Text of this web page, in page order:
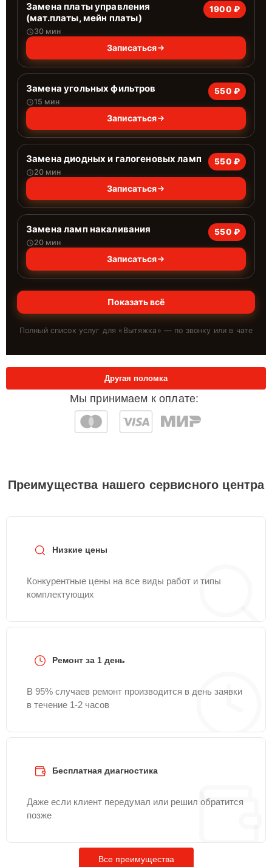
Замена платы управления
(мат.платы, мейн платы)
30 мин
1900 ₽
Записаться
Замена угольных фильтров
15 мин
550 ₽
Записаться
Замена диодных и галогеновых ламп
20 мин
550 ₽
Записаться
Замена ламп накаливания
20 мин
550 ₽
Записаться
Показать всё
Полный список услуг для « Вытяжка » — по звонку или в чате
Мы принимаем к оплате:
Другая поломка
Преимущества нашего сервисного центра
Низкие цены
Конкурентные цены на все виды работ и типы
комплектующих
Ремонт за 1 день
В 95% случаев ремонт производится в день заявки
в течение 1-2 часов
Бесплатная диагностика
Даже если клиент передумал или решил обратится
позже
Все преимущества